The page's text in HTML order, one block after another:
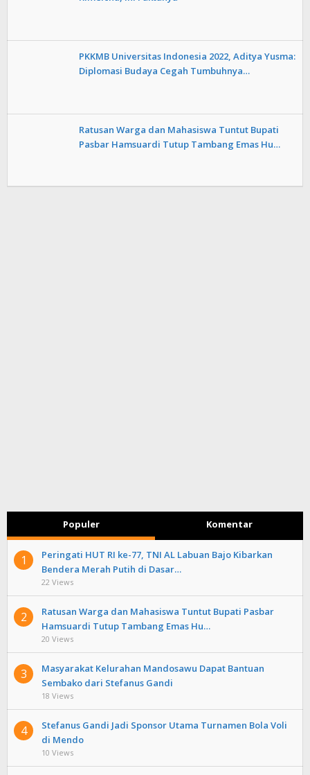
PKKMB Universitas Indonesia 2022, Aditya Yusma:
Diplomasi Budaya Cegah Tumbuhnya…
Ratusan Warga dan Mahasiswa Tuntut Bupati
Pasbar Hamsuardi Tutup Tambang Emas Hu…
Populer Komentar
1
Peringati HUT RI ke-77, TNI AL Labuan Bajo Kibarkan
Bendera Merah Putih di Dasar…
22 Views
2
Ratusan Warga dan Mahasiswa Tuntut Bupati Pasbar
Hamsuardi Tutup Tambang Emas Hu…
20 Views
3
Masyarakat Kelurahan Mandosawu Dapat Bantuan
Sembako dari Stefanus Gandi
18 Views
4
Stefanus Gandi Jadi Sponsor Utama Turnamen Bola Voli
di Mendo
10 Views